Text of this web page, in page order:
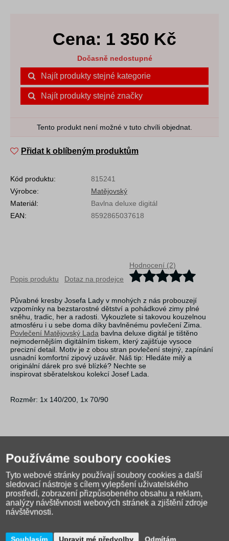
Cena: 1 350 Kč
Dočasně nedostupné
Najít produkty stejné kategorie
Najít produkty stejné značky
Tento produkt není možné v tuto chvíli objednat.
Přidat k oblíbeným produktům
Kód produktu:
815241
Výrobce:
Matějovský
Materiál:
Bavlna deluxe digitál
EAN:
8592865037618
Popis produktu Dotaz na prodejce
Hodnocení (2)
Půvabné kresby Josefa Lady v mnohých z nás probouzejí
vzpomínky na bezstarostné dětství a pohádkové zimy plné
sněhu, tradic, her a radosti. Vykouzlete si takovou kouzelnou
atmosféru i u sebe doma díky bavlněnému povlečení Zima.
Povlečení Matějovský Lada bavlna deluxe digitál je tištěno
nejmodernějším digitálním tiskem, který zajišťuje vysoce
precizní detail. Motiv je z obou stran povlečení stejný, zapínání
usnadní komfortní zipový uzávěr. Náš tip: Hledáte milý a
originální dárek pro své blízké? Nechte se
inspirovat sběratelskou kolekcí Josef Lada.
Rozměr: 1x 140/200, 1x 70/90
Používáme soubory cookies
Tyto webové stránky používají soubory cookies a další
sledovací nástroje s cílem vylepšení uživatelského
prostředí, zobrazení přizpůsobeného obsahu a reklam,
analýzy návštěvnosti webových stránek a zjištění zdroje
návštěvnosti.
Souhlasím Upravit mé předvolby Odmítám